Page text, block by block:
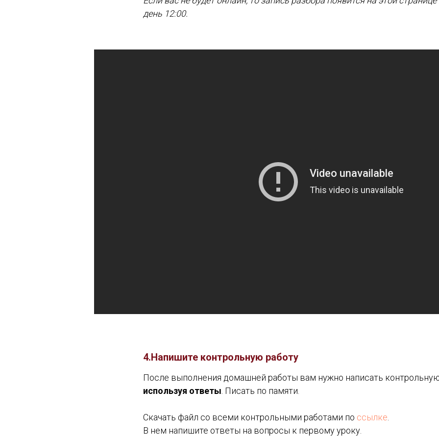
день 12:00.
4.Напишите контрольную работу
После выполнения домашней работы вам нужно написать
используя ответы . Писать по памяти.
Скачать файл со всеми контрольными работами по ссылке
В нем напишите ответы на вопросы к первому уроку.